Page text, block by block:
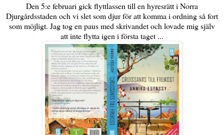
Den 5:e februari gick flyttlassen till en hyresrätt i Norra
Djurgårdsstaden och vi slet som djur för att komma i ordning så fort
som möjligt. Jag tog en paus med skrivandet och lovade mig själv
att inte flytta igen i första taget ...